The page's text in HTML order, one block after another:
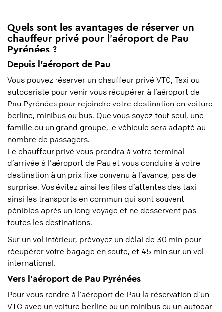
Quels sont les avantages de réserver un
chauffeur privé pour l'aéroport de Pau
Pyrénées ?
Depuis l’aéroport de Pau
Vous pouvez réserver un chauffeur privé VTC, Taxi ou
autocariste pour venir vous récupérer à l’aéroport de
Pau Pyrénées pour rejoindre votre destination en voiture
berline, minibus ou bus. Que vous soyez tout seul, une
famille ou un grand groupe, le véhicule sera adapté au
nombre de passagers.
Le chauffeur privé vous prendra à votre terminal
d’arrivée à l'aéroport de Pau et vous conduira à votre
destination à un prix fixe convenu à l’avance, pas de
surprise. Vos évitez ainsi les files d’attentes des taxi
ainsi les transports en commun qui sont souvent
pénibles après un long voyage et ne desservent pas
toutes les destinations.
Sur un vol intérieur, prévoyez un délai de 30 min pour
récupérer votre bagage en soute, et 45 min sur un vol
international.
Vers l'aéroport de Pau Pyrénées
Pour vous rendre à l’aéroport de Pau la réservation d’un
VTC avec un voiture berline ou un minibus ou un autocar